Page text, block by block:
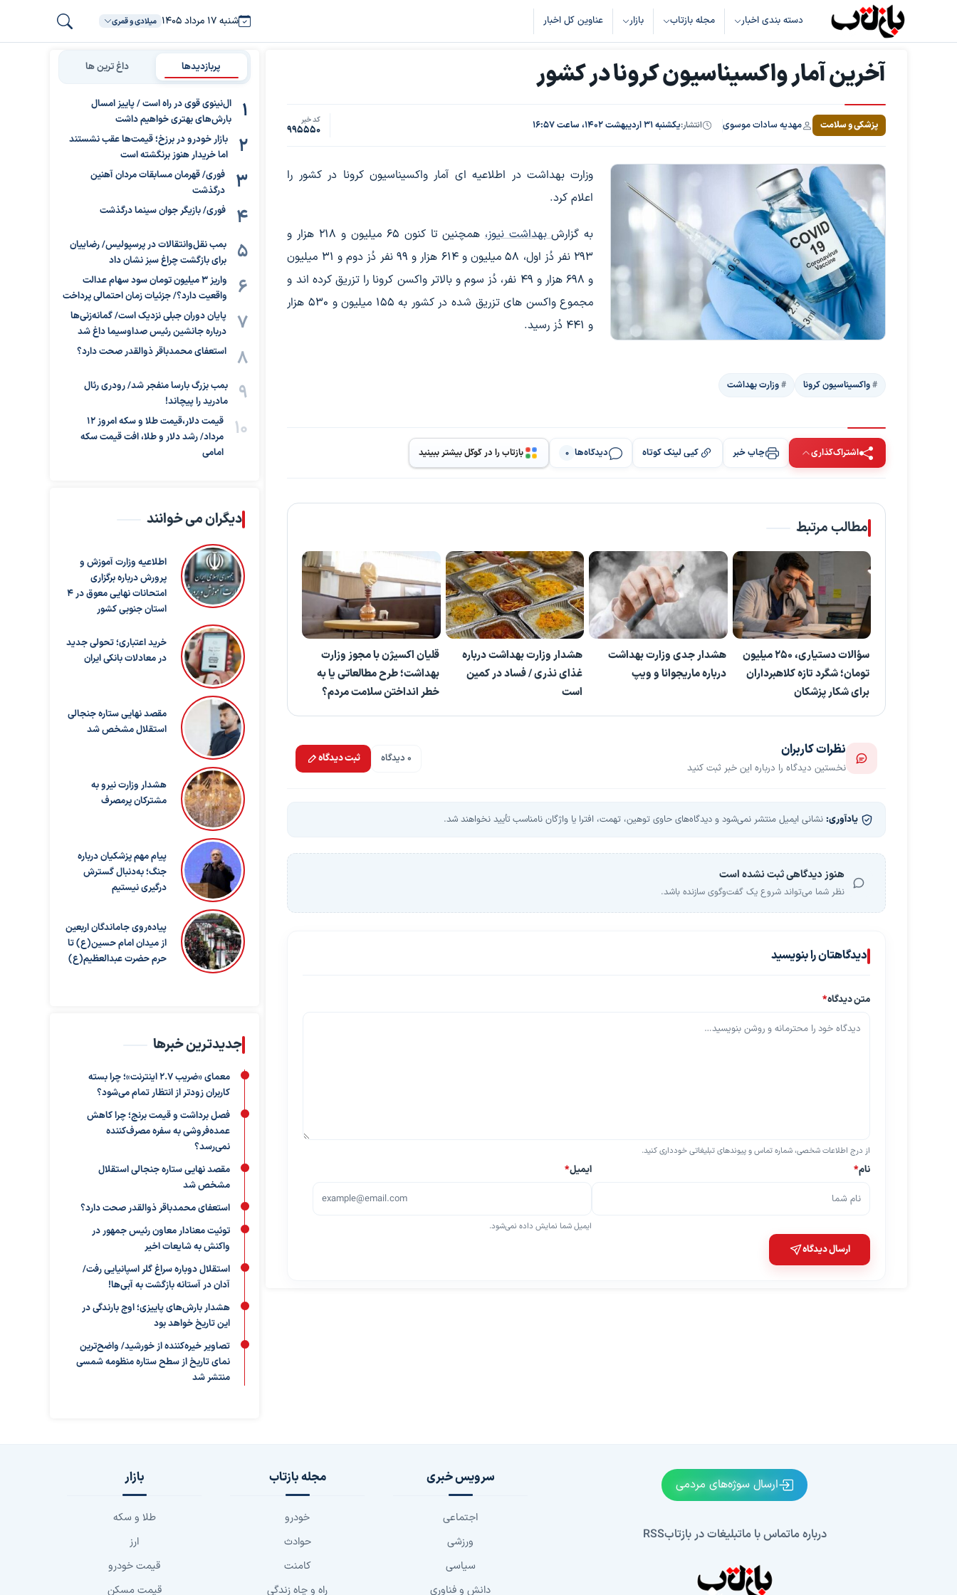
دسته بندی اخبار مجله بازتاب بازار عناوین کل اخبار شنبه ۱۷ مرداد ۱۴۰۵ میلادی و قمری
آخرین آمار واکسیناسیون کرونا در کشور
پزشکی و سلامت مهدیه سادات موسوی انتشار:یکشنبه ۳۱ اردیبهشت ۱۴۰۲، ساعت ۱۶:۵۷ کد خبر
995550
وزارت بهداشت در اطلاعیه ای آمار واکسیناسیون کرونا در کشور را
اعلام کرد.
به گزارشبهداشت نیوز،
همچنین تا کنون ۶۵ میلیون و ۲۱۸ هزار و
۲۹۳ نفر دُز اول، ۵۸ میلیون و ۶۱۴ هزار و ۹۹ نفر دُز دوم و ۳۱ میلیون
و ۶۹۸ هزار و ۴۹ نفر، دُز سوم و بالاتر واکسن کرونا را تزریق کرده اند و
مجموع واکسن های تزریق شده در کشور به ۱۵۵ میلیون و ۵۳۰ هزار
و ۴۴۱ دُز رسید.
واکسیناسیون کرونا وزارت بهداشت
اشتراک‌گذاری چاپ خبر کپی لینک کوتاه دیدگاه‌ها 0 بازتاب را در گوگل بیشتر ببینید
مطالب مرتبط
سؤالات دستیاری، ۲۵۰ میلیون
تومان؛ شگرد تازه کلاهبرداران
برای شکار پزشکان
هشدار جدی وزارت بهداشت
درباره ماریجوانا و ویپ
هشدار وزارت بهداشت درباره
غذای نذری / فساد در کمین
است
قلیان اکسیژن با مجوز وزارت
بهداشت؛ طرح مطالعاتی یا به
خطر انداختن سلامت مردم؟
نظرات کاربران
نخستین دیدگاه را درباره این خبر ثبت کنید
0 دیدگاه ثبت دیدگاه
یادآوری: نشانی ایمیل منتشر نمی‌شود و دیدگاه‌های حاوی توهین، تهمت، افترا یا واژگان نامناسب تأیید نخواهند شد.
هنوز دیدگاهی ثبت نشده است
نظر شما می‌تواند شروع یک گفت‌وگوی سازنده باشد.
دیدگاهتان را بنویسید
متن دیدگاه*
از درج اطلاعات شخصی، شماره تماس و پیوندهای تبلیغاتی خودداری کنید.
نام* ایمیل*
ایمیل شما نمایش داده نمی‌شود.
ارسال دیدگاه
پربازدیدها داغ ترین ها
ال‌نینوی قوی در راه است / پاییز امسال
بارش‌های بهتری خواهیم داشت
بازار خودرو در برزخ؛ قیمت‌ها عقب نشستند
اما خریدار هنوز برنگشته است
فوری/ قهرمان مسابقات مردان آهنین
درگذشت
فوری/ بازیگر جوان سینما درگذشت
بمب نقل‌وانتقالات در پرسپولیس/ رضاییان
برای بازگشت چراغ سبز نشان داد
واریز ۳ میلیون تومان سود سهام عدالت
واقعیت دارد؟/ جزئیات زمان احتمالی پرداخت
پایان دوران جبلی نزدیک است/ گمانه‌زنی‌ها
درباره جانشین رئیس صداوسیما داغ شد
استعفای محمدباقر ذوالقدر صحت دارد؟
بمب بزرگ بارسا منفجر شد/ رودری رئال
مادرید را پیچاند!
قیمت دلار،قیمت طلا و سکه امروز ۱۲
مرداد/ رشد دلار و طلا، افت قیمت سکه
امامی
دیگران می خوانند
اطلاعیه وزارت آموزش و
پرورش درباره برگزاری
امتحانات نهایی معوق در ۴
استان جنوبی کشور
خرید اعتباری؛ تحولی جدید
در معادلات بانکی ایران
مقصد نهایی ستاره جنجالی
استقلال مشخص شد
هشدار وزارت نیرو به
مشترکان پرمصرف
پیام مهم پزشکیان درباره
جنگ؛ به‌دنبال گسترش
درگیری نیستیم
پیاده‌روی جاماندگان اربعین
از میدان امام حسین(ع) تا
حرم حضرت عبدالعظیم(ع)
جدیدترین خبرها
معمای «ضریب ۲.۷ اینترنت»؛ چرا بسته
کاربران زودتر از انتظار تمام می‌شود؟
فصل برداشت و قیمت برنج؛ چرا کاهش
عمده‌فروشی به سفره مصرف‌کننده
نمی‌رسد؟
مقصد نهایی ستاره جنجالی استقلال
مشخص شد
استعفای محمدباقر ذوالقدر صحت دارد؟
توئیت معنادار معاون رئیس جمهور در
واکنش به شایعات اخیر
استقلال دوباره سراغ گلر اسپانیایی رفت/
آدان در آستانه بازگشت به آبی‌ها!
هشدار بارش‌های پاییزی؛ اوج بارندگی در
این تاریخ خواهد بود
تصاویر خیره‌کننده از خورشید/ واضح‌ترین
نمای تاریخ از سطح ستاره منظومه شمسی
منتشر شد
ارسال سوژه‌های مردمی
درباره ماتماس با ماتبلیغات در بازتابRSS
سرویس خبری
اجتماعی
ورزشی
سیاسی
دانش و فناوری
مجله بازتاب
خودرو
حوادث
کامنت
راه و چاه زندگی
بازار
طلا و سکه
ارز
قیمت خودرو
قیمت مسکن